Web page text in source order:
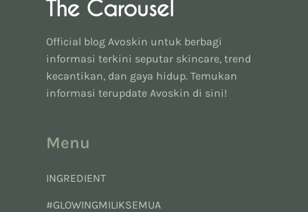
Official blog Avoskin untuk berbagi
informasi terkini seputar skincare, trend
kecantikan, dan gaya hidup. Temukan
informasi terupdate Avoskin di sini!
Menu
INGREDIENT
#GLOWINGMILIKSEMUA